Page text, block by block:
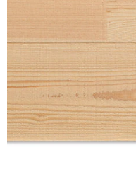
ロートアイアン
メンテナンス・施工材
ミラタップチャンネル